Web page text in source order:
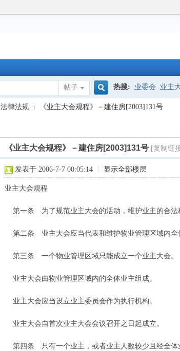
帖子
搜
索
热搜: 业委会 业主
法律法规
›
《业主大会规程》－建住房[2003]131号
《业主大会规程》－建住房[2003]131号 [复制链
发表于 2006-7-7 00:05:14 显示全部楼层
业主大会规程
第一条 为了规范业主大会的活动，维护业主的合法
第二条 业主大会应当代表和维护物业管理区域内全
第三条 一个物业管理区域只能成立一个业主大会。
业主大会由物业管理区域内的全体业主组成。
业主大会应当设立业主委员会作为执行机构。
业主大会自首次业主大会会议召开之日起成立。
第四条 只有一个业主，或者业主人数较少且经全体